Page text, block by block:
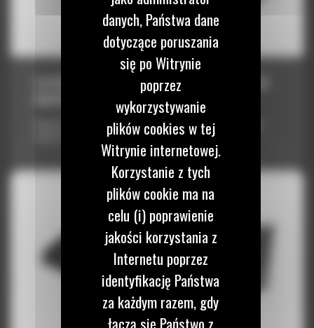
2,0 M3 (2,6 JARDA SZEŚCIENNEGO), ZŁĄCZE
Długa łyżka z płaskim dnem może nabierać materiał, wyrównywać
nawierzchnię lub zasypywać.
danych, Państwa dane
dotyczące poruszania
się po Witrynie
poprzez
wykorzystywanie
plików cookies w tej
Witrynie internetowej.
Korzystanie z tych
plików cookie ma na
celu (i) poprawienie
jakości korzystania z
Internetu poprzez
identyfikację Państwa
za każdym razem, gdy
łączą się Państwo z